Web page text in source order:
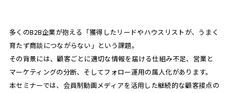
多くのB2B企業が抱える「獲得したリードやハウスリストが、うまく
育たず商談につながらない」という課題。
その背景には、顧客ごとに適切な情報を届ける仕組み不足、営業と
マーケティングの分断、そしてフォロー運用の属人化があります。
本セミナーでは、会員制動画メディアを活用した継続的な顧客接点の